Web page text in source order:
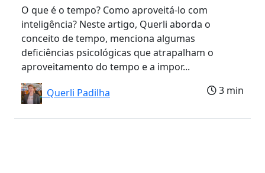
O que é o tempo? Como aproveitá-lo com
inteligência? Neste artigo, Querli aborda o
conceito de tempo, menciona algumas
deficiências psicológicas que atrapalham o
aproveitamento do tempo e a impor...
Querli Padilha
3 min